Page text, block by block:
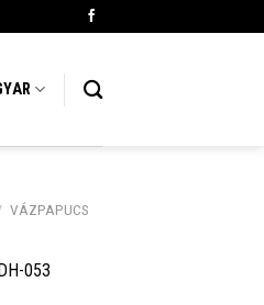
VÁZPAPUCS
053